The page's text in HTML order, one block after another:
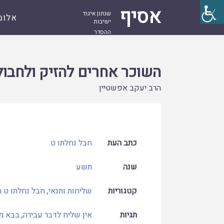
אסיף
שנתון איגוד
ישיבות
ההסדר
השוכר אחרים להזיק
הרב יעקב אפשטיין
כתב העת
חבל נחלתו ט
שנה
תשע
קטגוריות
שליחות ותנאי, חבל נחלתו
תגיות
אין שליח לדבר עבירה,בבא